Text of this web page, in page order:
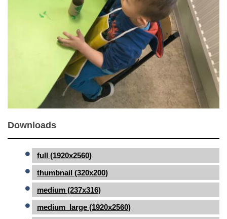
Downloads
full (1920x2560)
thumbnail (320x200)
medium (237x316)
medium_large (1920x2560)